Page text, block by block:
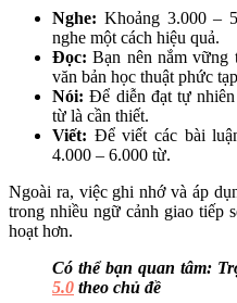
Nghe: Khoảng 3.000 –
nghe một cách hiệu quả.
Đọc: Bạn nên nắm vững
văn bản học thuật phức
Nói: Để diễn đạt tự
từ là cần thiết.
Viết: Để viết các bài
4.000 – 6.000 từ.
Ngoài ra, việc ghi nhớ và áp
trong nhiều ngữ cảnh giao tiếp
hoạt hơn.
Có thể bạn quan tâm:
5.0 theo chủ đề